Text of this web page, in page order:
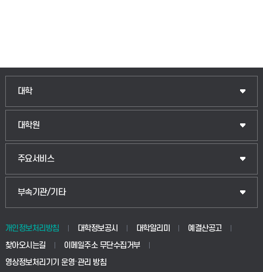
대학
인문융합공공인재학부
법경영학부
생명공학부
대학원
일반대학원
산업대학원
공공정책대학원
교육대학원
주요서비스
입학안내
웹메일
학사시스템(전문학사 및 전공심화)
부속기관/기타
중앙도서관
학생생활관(안성)
개인정보처리방침 대학정보공시 대학알리미
예결산공고
찾아오시는길
이메일주소 무단수집거부
영상정보처리기기 운영·관리 방침